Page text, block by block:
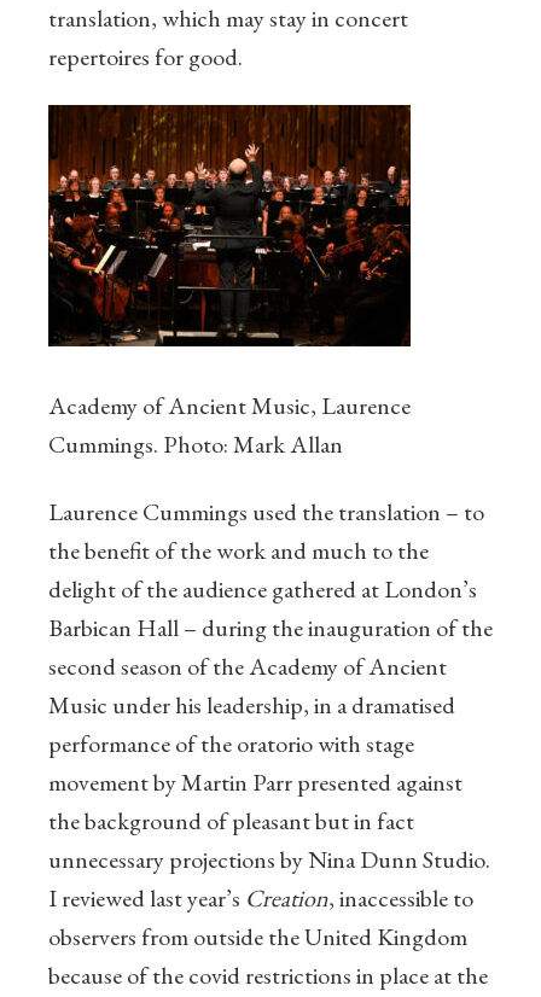
translation, which may stay in concert
repertoires for good.
Academy of Ancient Music, Laurence
Cummings. Photo: Mark Allan
Laurence Cummings used the translation – to
the benefit of the work and much to the
delight of the audience gathered at London’s
Barbican Hall – during the inauguration of the
second season of the Academy of Ancient
Music under his leadership, in a dramatised
performance of the oratorio with stage
movement by Martin Parr presented against
the background of pleasant but in fact
unnecessary projections by Nina Dunn Studio.
I reviewed last year’s Creation, inaccessible to
observers from outside the United Kingdom
because of the covid restrictions in place at the